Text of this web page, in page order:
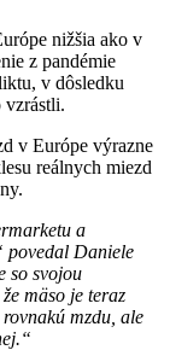
nižšia ako v
z pandémie
v dôsledku
vzrástli.
v Európe výrazne
reálnych miezd
a
povedal Daniele
so svojou
mäso je teraz
mzdu, ale